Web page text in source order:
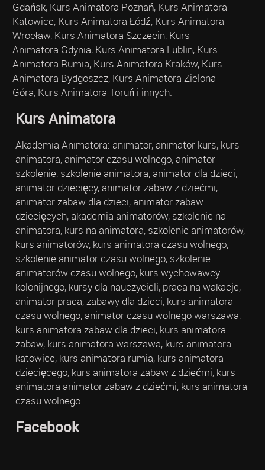
Gdańsk, Kurs Animatora Poznań, Kurs Animatora
Katowice, Kurs Animatora Łódź, Kurs Animatora
Wrocław, Kurs Animatora Szczecin, Kurs
Animatora Gdynia, Kurs Animatora Lublin, Kurs
Animatora Rumia, Kurs Animatora Kraków, Kurs
Animatora Bydgoszcz, Kurs Animatora Zielona
Góra, Kurs Animatora Toruń i innych.
Kurs Animatora
Akademia Animatora: animator, animator kurs, kurs
animatora, animator czasu wolnego, animator
szkolenie, szkolenie animatora, animator dla dzieci,
animator dziecięcy, animator zabaw z dziećmi,
animator zabaw dla dzieci, animator zabaw
dziecięcych, akademia animatorów, szkolenie na
animatora, kurs na animatora, szkolenie animatorów,
kurs animatorów, kurs animatora czasu wolnego,
szkolenie animator czasu wolnego, szkolenie
animatorów czasu wolnego, kurs wychowawcy
kolonijnego, kursy dla nauczycieli, praca na wakacje,
animator praca, zabawy dla dzieci, kurs animatora
czasu wolnego, animator czasu wolnego warszawa,
kurs animatora zabaw dla dzieci, kurs animatora
zabaw, kurs animatora warszawa, kurs animatora
katowice, kurs animatora rumia, kurs animatora
dziecięcego, kurs animatora zabaw z dziećmi, kurs
animatora animator zabaw z dziećmi, kurs animatora
czasu wolnego
Facebook